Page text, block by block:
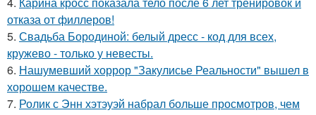
отказа от филлеров!
5. Свадьба Бородиной: белый дресс - код для всех,
кружево - только у невесты.
6. Нашумевший хоррор "Закулисье Реальности" вышел в
хорошем качестве.
7. Ролик с Энн хэтэуэй набрал больше просмотров, чем